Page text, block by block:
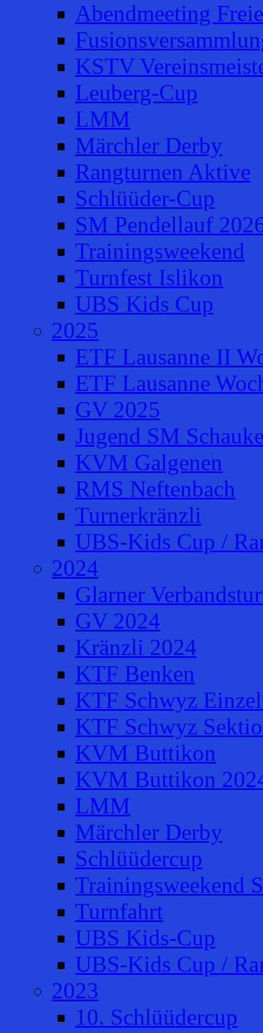
Abendmeeting
KSTV
Leuberg-Cup
LMM
Märchler Derby
Rangturnen Aktive
Schlüüder-Cup
SM Pendellauf
Trainingsweekend
Turnfest Islikon
UBS Kids Cup
2025
ETF Lausanne II
ETF Lausanne
GV 2025
Jugend SM
KVM Galgenen
RMS Neftenbach
Turnerkränzli
UBS-Kids Cup /
2024
Glarner
GV 2024
Kränzli 2024
KTF Benken
KTF Schwyz
KTF Schwyz
KVM Buttikon
KVM Buttikon
LMM
Märchler Derby
Schlüüdercup
Trainingsweekend
Turnfahrt
UBS Kids-Cup
UBS-Kids Cup /
2023
10. Schlüüdercup